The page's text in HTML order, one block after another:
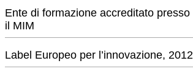
Ente di formazione accreditato presso
il MIM
Label Europeo per l’innovazione, 2012